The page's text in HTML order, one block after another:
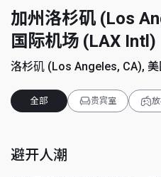
加州洛杉矶 (Los
国际机场 (LAX Intl)
洛杉矶 (Los Angeles, CA), 美
全部 贵宾室
避开人潮